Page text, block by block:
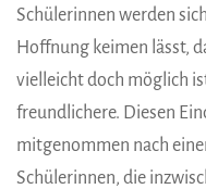
Schülerinnen werden
Hoffnung keimen lässt,
vielleicht doch möglich
freundlichere. Diesen
mitgenommen nach
Schülerinnen, die